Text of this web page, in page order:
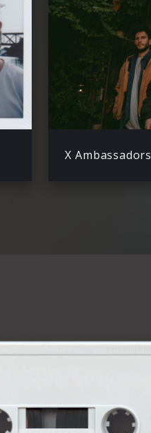
X Ambassadors